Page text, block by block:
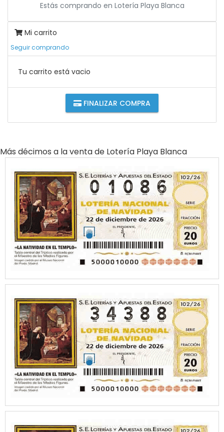
Estás comprando en Lotería Playa Blanca
Mi carrito
Seguir comprando
Tu carrito está vacio
FINALIZAR COMPRA
Más décimos a la venta de Lotería Playa Blanca